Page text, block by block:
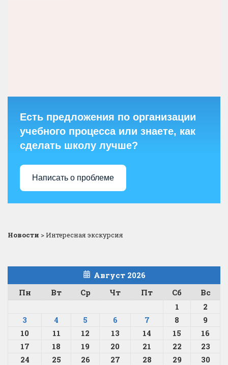
Есть предложения по организации
учебного процесса или знаете, как
сделать школу лучше?
Написать о проблеме
Новости >Интересная экскурсия
Август 2026
Пн
Вт Ср Чт Пт Сб
Вс
1
2
3
4 5 6 7 8
9
10
11 12 13 14 15
16
17
18 19 20 21 22
23
24
25 26 27 28 29
30